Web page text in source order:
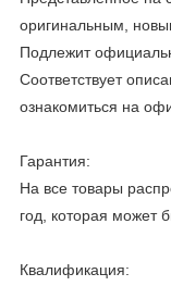
оригинальным,
Подлежит
Соответствует
ознакомиться на
Гарантия:
На все товары
год, которая может
Квалификация: